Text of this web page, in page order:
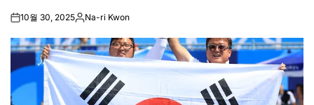
on10월 30, 2025Posted
Na-ri Kwon